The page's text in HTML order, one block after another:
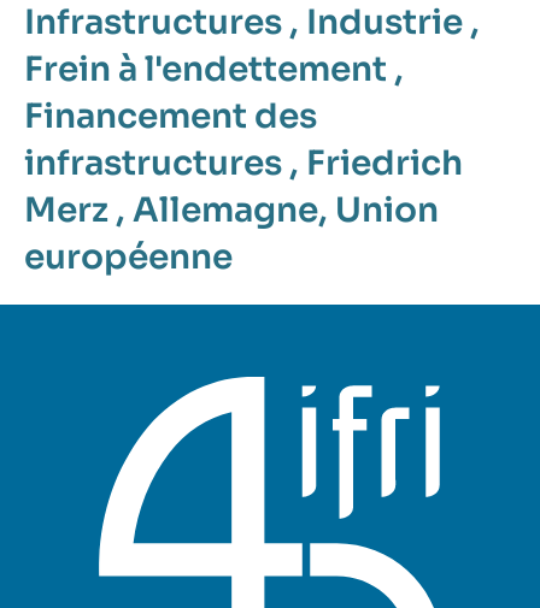
Infrastructures , Industrie ,
Frein à l'endettement ,
Financement des
infrastructures , Friedrich
Merz , Allemagne, Union
européenne